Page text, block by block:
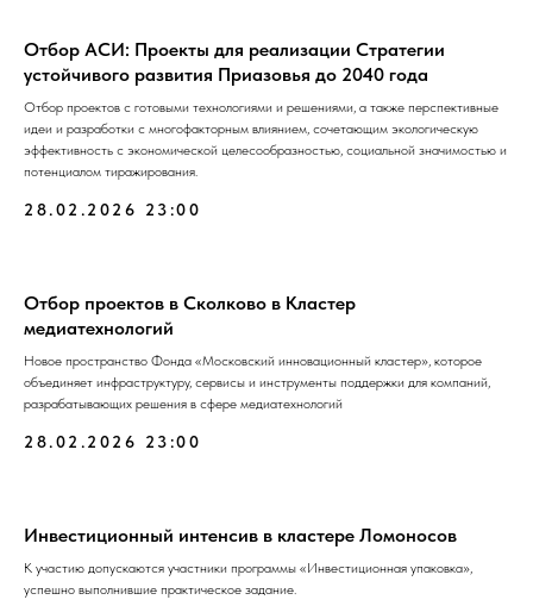
Отбор АСИ: Проекты для реализации Стратегии
устойчивого развития Приазовья до 2040 года
Отбор проектов с готовыми технологиями и решениями, а также перспективные
идеи и разработки с многофакторным влиянием, сочетающим экологическую
эффективность с экономической целесообразностью, социальной значимостью и
потенциалом тиражирования.
28.02.2026 23:00
Отбор проектов в Сколково в Кластер
медиатехнологий
Новое пространство Фонда «Московский инновационный кластер», которое
объединяет инфраструктуру, сервисы и инструменты поддержки для компаний,
разрабатывающих решения в сфере медиатехнологий
28.02.2026 23:00
Инвестиционный интенсив в кластере Ломоносов
К участию допускаются участники программы «Инвестиционная упаковка»,
успешно выполнившие практическое задание.